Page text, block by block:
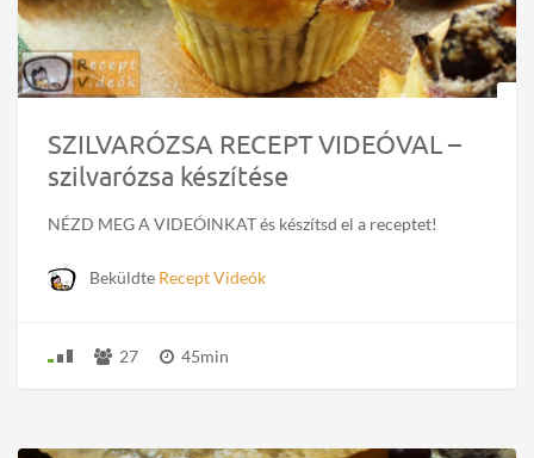
SZILVARÓZSA RECEPT VIDEÓVAL –
szilvarózsa készítése
NÉZD MEG A VIDEÓINKAT és készítsd el a receptet!
Beküldte Recept Videók
27 45min